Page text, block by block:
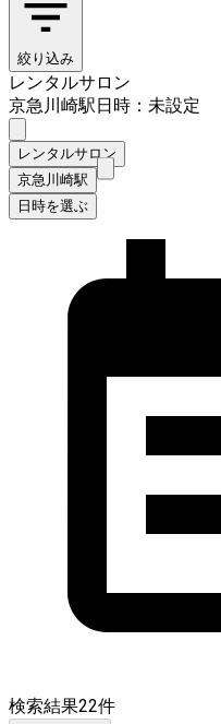
絞り込み
レンタルサロン
京急川崎駅日時：未設定
レンタルサロン
京急川崎駅
日時を選ぶ
検索結果22件